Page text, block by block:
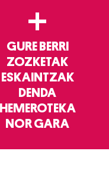
+
GURE BERRI
ZOZKETAK
ESKAINTZAK
DENDA
HEMEROTEKA
NOR GARA